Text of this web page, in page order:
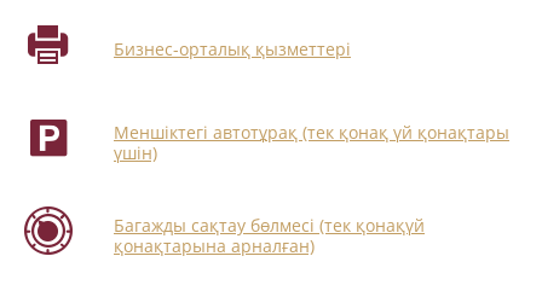
Бизнес-орталық қызметтері
Меншіктегі автотұрақ (тек қонақ үй қонақтары
үшін)
Багажды сақтау бөлмесі (тек қонақүй
қонақтарына арналған)